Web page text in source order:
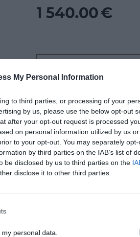
My Personal Information
to third parties, or processing of your
by us, please use the below opt-out
after your opt-out request is processed
on personal information utilized by us
to your opt-out. You may separately
by third parties on the IAB’s list of
be disclosed by us to third parties on the
disclose it to other third parties.
personal data.
1 540.00 €
Nakúpte nad500.00
Chcete si vyskúšať
Navštívte našu
Poradíme Vám?